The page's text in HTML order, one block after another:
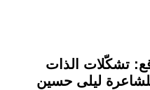
تشكّلات الذات
ليلى حسين